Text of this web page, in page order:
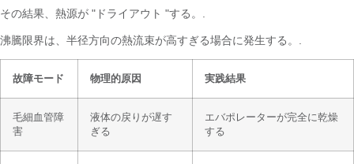
その結果、熱源が "ドライアウト "する。.
沸騰限界は、半径方向の熱流束が高すぎる場合に発生する。.
故障モード 物理的原因 実践結果
毛細血管障
害
液体の戻りが遅す
ぎる
エバポレーターが完全に乾燥
する